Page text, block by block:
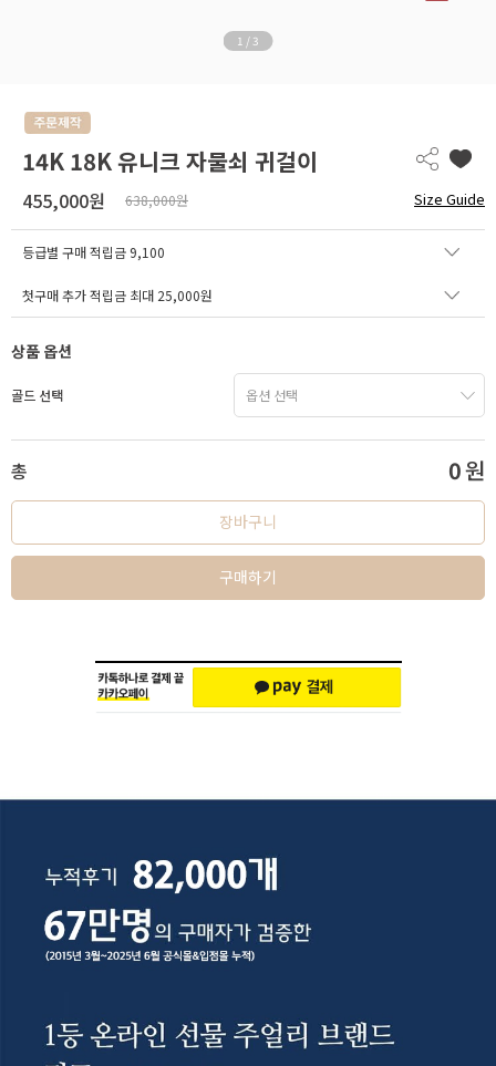
1 / 3
14K 18K 유니크 자물쇠 귀걸이
455,000원 638,000원 Size Guide
등급별 구매 적립금 9,100
첫구매 추가 적립금 최대 25,000원
상품 옵션
골드 선택
총 0원
장바구니
구매하기